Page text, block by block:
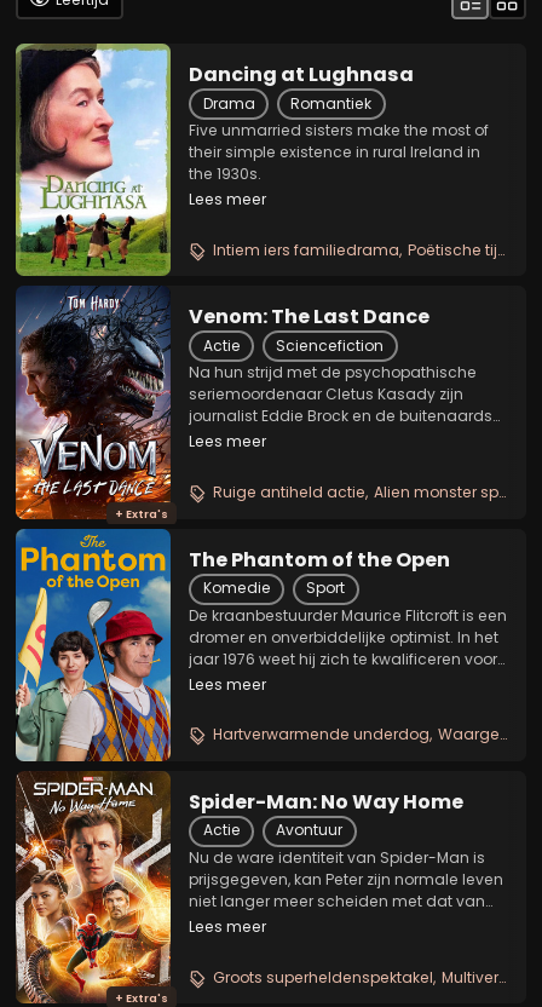
Dancing at Lughnasa
Drama
Romantiek
Five unmarried sisters make the most of
their simple existence in rural Ireland in
the 1930s.
Lees meer
Intiem iers familiedrama Poëtische tijdloze sfeer
+ Extra's
Venom: The Last Dance
Actie
Sciencefiction
Na hun strijd met de psychopathische
seriemoordenaar Cletus Kasady zijn
journalist Eddie Brock en de buitenaardse
Venom voortvluchtigen. Ze worden
overheid als door de thuiswereld van
Venom. Op de vlucht wordt het...
Lees meer
Ruige antiheld actie Alien monster spektakel
The Phantom of the Open
Komedie
Sport
De kraanbestuurder Maurice Flitcroft is een
dromer en onverbiddelijke optimist. In het
jaar 1976 weet hij zich te kwalificeren voor
het Britse golfkampioenschap, ondanks
geslagen. Met volle moed en...
Lees meer
Hartverwarmende underdog Waargebeurde golfkomedie
+ Extra's
Spider-Man: No Way Home
Actie
Avontuur
Nu de ware identiteit van Spider-Man is
prijsgegeven, kan Peter zijn normale leven
niet langer meer scheiden met dat van
zijn rol als superheld. Hij schakelt
dit alles ongedaan te maken. Dit brengt
echter...
Lees meer
Groots superheldenspektakel Multiversum avontuur